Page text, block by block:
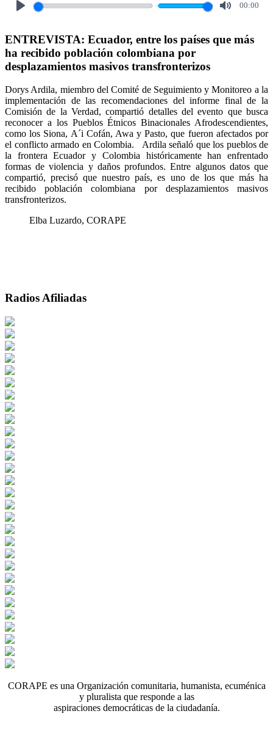
00:00
ENTREVISTA: Ecuador, entre los países que más
ha recibido población colombiana por
desplazamientos masivos transfronterizos
Dorys Ardila, miembro del Comité de Seguimiento y Monitoreo a la
implementación de las recomendaciones del informe final de la
Comisión de la Verdad, compartió detalles del evento que busca
reconocer a los Pueblos Étnicos Binacionales Afrodescendientes,
como los Siona, A´i Cofán, Awa y Pasto, que fueron afectados por
el conflicto armado en Colombia. Ardila señaló que los pueblos de
la frontera Ecuador y Colombia históricamente han enfrentado
formas de violencia y daños profundos. Entre algunos datos que
compartió, precisó que nuestro país, es uno de los que más ha
recibido población colombiana por desplazamientos masivos
transfronterizos.
Elba Luzardo, CORAPE
Radios Afiliadas
CORAPE es una Organización comunitaria, humanista, ecuménica
y pluralista que responde a las
aspiraciones democráticas de la ciudadanía.